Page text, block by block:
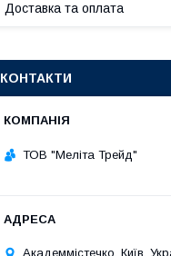
Доставка та оплата
КОНТАКТИ
ТОВ "Меліта Трейд"
Академмістечко, Київ,